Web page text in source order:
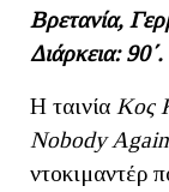
Βρετανία,
Διάρκεια: 90΄.
Η ταινία Κος
Nobody
ντοκιμαντέρ